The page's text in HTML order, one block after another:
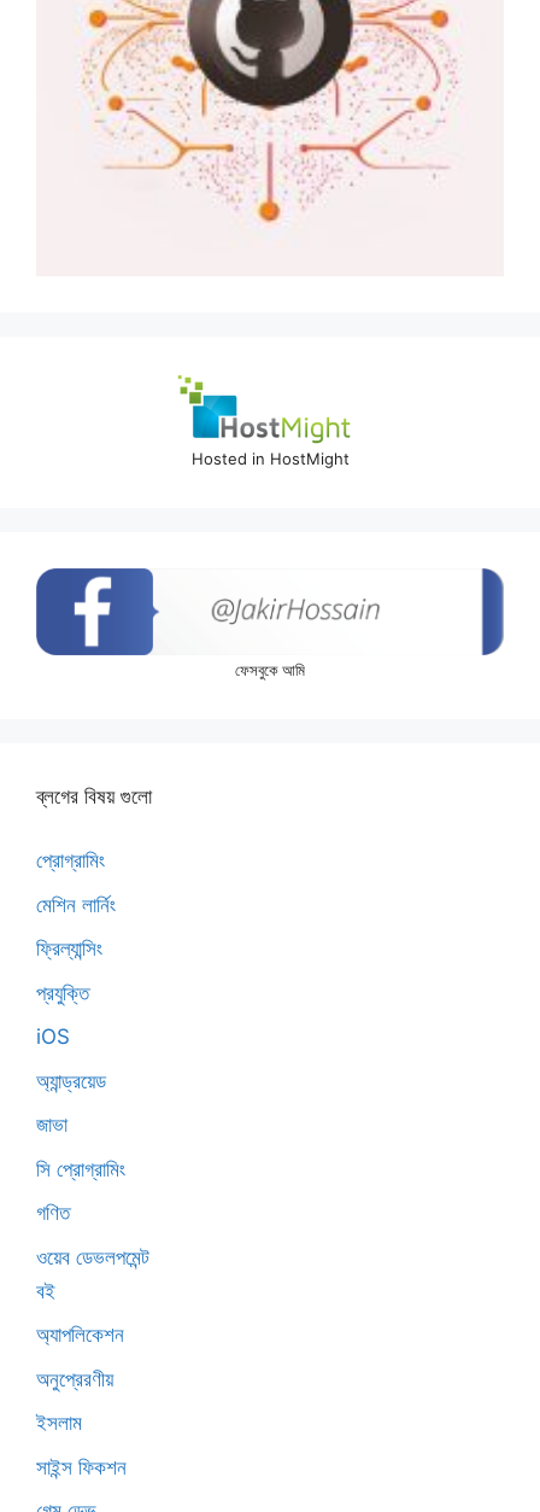
Hosted in HostMight
ফেসবুকে আমি
ব্লগের বিষয় গুলো
প্রোগ্রামিং
মেশিন লার্নিং
ফ্রিল্যান্সিং
প্রযুক্তি
iOS
অ্যান্ড্রয়েড
জাভা
সি প্রোগ্রামিং
গণিত
ওয়েব ডেভলপমেন্ট
বই
অ্যাপলিকেশন
অনুপ্রেরণীয়
ইসলাম
সাইন্স ফিকশন